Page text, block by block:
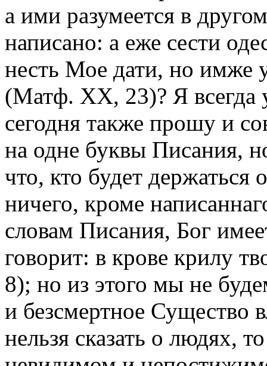
а ими разумеется в
написано: а еже сести
несть Мое дати, но имже
(Матф. XX, 23)? Я всегда
сегодня также прошу и
на одне буквы Писания,
что, кто будет
ничего, кроме
словам Писания, Бог
говорит: в крове крилу
8); но из этого мы не
и безсмертное Существо
нельзя сказать о людях,